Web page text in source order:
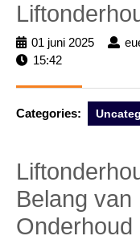
01 juni 2025
01
15:42
Categories:
Belang van
Onderhoud